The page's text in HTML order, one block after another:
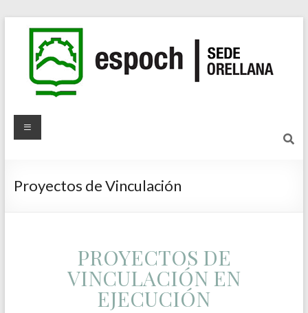
Proyectos de Vinculación
PROYECTOS DE
VINCULACIÓN EN
EJECUCIÓN